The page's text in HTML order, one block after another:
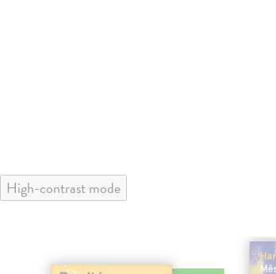
High-contrast mode